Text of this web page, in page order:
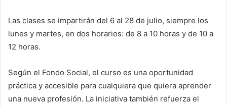
Las clases se impartirán del 6 al 28 de julio, siempre los
lunes y martes, en dos horarios: de 8 a 10 horas y de 10 a
12 horas.
Según el Fondo Social, el curso es una oportunidad
práctica y accesible para cualquiera que quiera aprender
una nueva profesión. La iniciativa también refuerza el